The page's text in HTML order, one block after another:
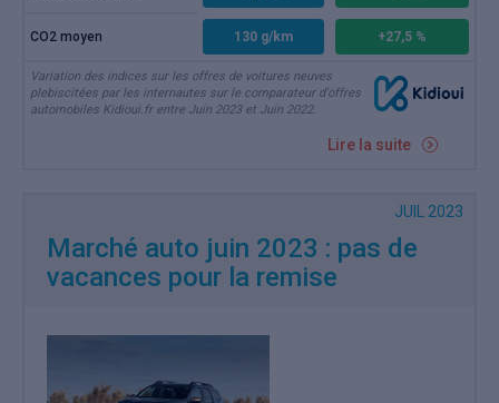
CO2 moyen 130 g/km +27,5 %
Variation des indices sur les offres de voitures neuves
plebiscitées par les internautes sur le comparateur d'offres
automobiles Kidioui.fr entre Juin 2023 et Juin 2022.
Lire la suite
Marché auto juin 2023 : pas de
vacances pour la remise
JUIL 2023